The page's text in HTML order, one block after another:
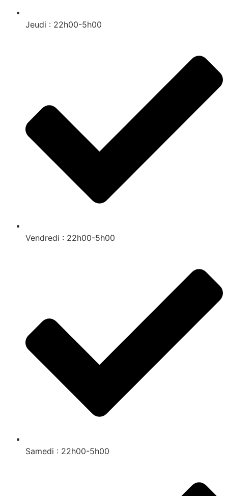
Jeudi : 22h00-5h00
Vendredi : 22h00-5h00
Samedi : 22h00-5h00